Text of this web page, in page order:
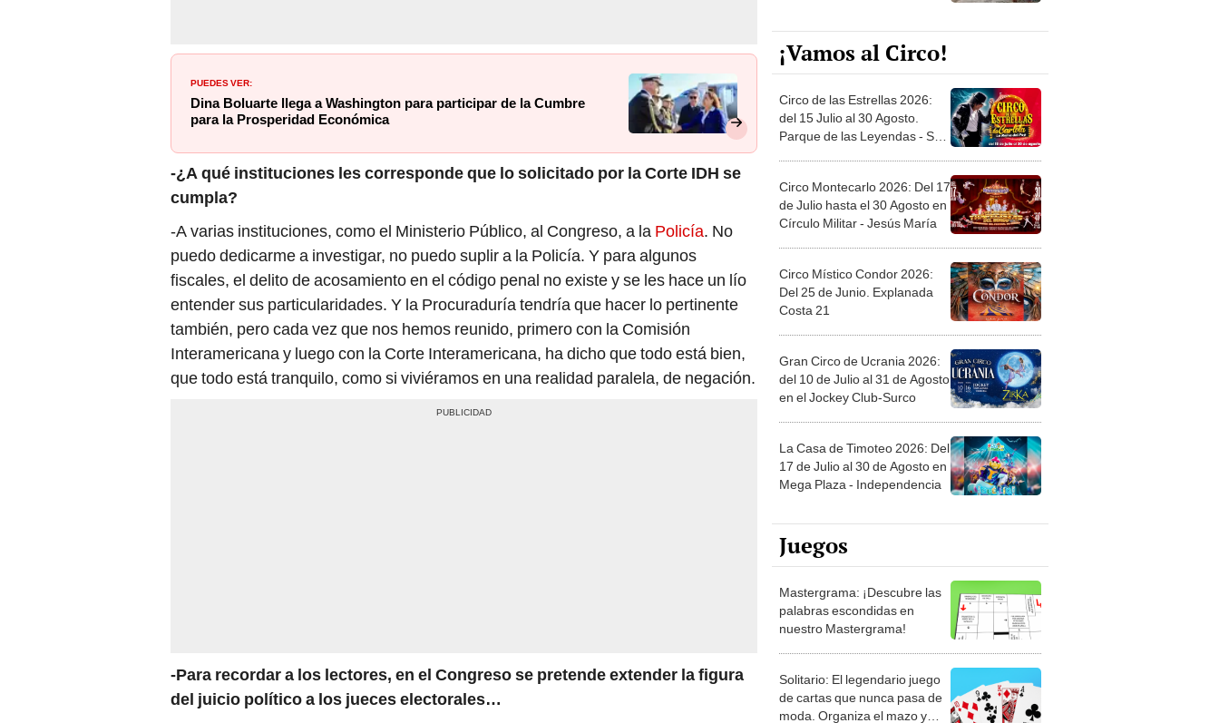
PUEDES VER:
Dina Boluarte llega a Washington para participar de la Cumbre
para la Prosperidad Económica
-¿A qué instituciones les corresponde que lo solicitado por la Corte IDH se
cumpla?
-A varias instituciones, como el Ministerio Público, al Congreso, a la Policía. No
puedo dedicarme a investigar, no puedo suplir a la Policía. Y para algunos
fiscales, el delito de acosamiento en el código penal no existe y se les hace un lío
entender sus particularidades. Y la Procuraduría tendría que hacer lo pertinente
también, pero cada vez que nos hemos reunido, primero con la Comisión
Interamericana y luego con la Corte Interamericana, ha dicho que todo está bien,
que todo está tranquilo, como si viviéramos en una realidad paralela, de negación.
-Para recordar a los lectores, en el Congreso se pretende extender la figura
del juicio político a los jueces electorales…
¡Vamos al Circo!
Circo de las Estrellas 2026:
del 15 Julio al 30 Agosto.
Parque de las Leyendas - San
Circo Montecarlo 2026: Del 17
de Julio hasta el 30 Agosto en
Círculo Militar - Jesús María
Circo Místico Condor 2026:
Del 25 de Junio. Explanada
Costa 21
Gran Circo de Ucrania 2026:
del 10 de Julio al 31 de Agosto
en el Jockey Club-Surco
La Casa de Timoteo 2026: Del
17 de Julio al 30 de Agosto en
Mega Plaza - Independencia
Juegos
Mastergrama: ¡Descubre las
palabras escondidas en
nuestro Mastergrama!
Solitario: El legendario juego
de cartas que nunca pasa de
moda. Organiza el mazo y